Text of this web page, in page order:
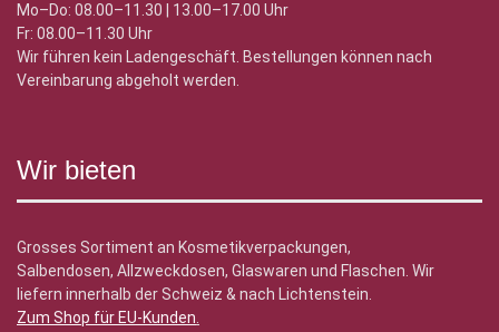
Mo–Do: 08.00–11.30 | 13.00–17.00 Uhr
Fr: 08.00–11.30 Uhr
Wir führen kein Ladengeschäft. Bestellungen können nach
Vereinbarung abgeholt werden.
Wir bieten
Grosses Sortiment an Kosmetikverpackungen,
Salbendosen, Allzweckdosen, Glaswaren und Flaschen. Wir
liefern innerhalb der Schweiz & nach Lichtenstein.
Zum Shop für EU-Kunden.